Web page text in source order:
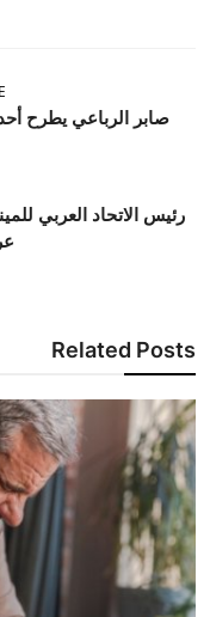
صابر الرباعي يطرح
رئيس الاتحاد العربي
Related Posts